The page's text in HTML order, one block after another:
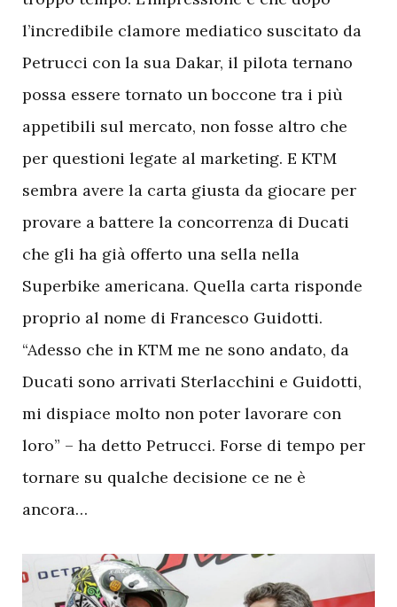
l’incredibile clamore mediatico suscitato da
Petrucci con la sua Dakar, il pilota ternano
possa essere tornato un boccone tra i più
appetibili sul mercato, non fosse altro che
per questioni legate al marketing. E KTM
sembra avere la carta giusta da giocare per
provare a battere la concorrenza di Ducati
che gli ha già offerto una sella nella
Superbike americana. Quella carta risponde
proprio al nome di Francesco Guidotti.
“Adesso che in KTM me ne sono andato, da
Ducati sono arrivati Sterlacchini e Guidotti,
mi dispiace molto non poter lavorare con
loro” – ha detto Petrucci. Forse di tempo per
tornare su qualche decisione ce ne è
ancora…